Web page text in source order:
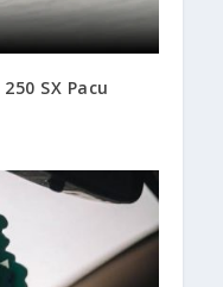
SX Pacu